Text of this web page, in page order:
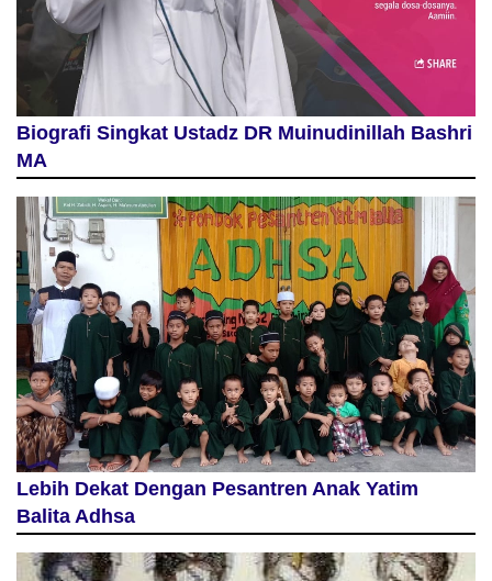
Biografi Singkat Ustadz DR Muinudinillah Bashri
MA
Lebih Dekat Dengan Pesantren Anak Yatim
Balita Adhsa